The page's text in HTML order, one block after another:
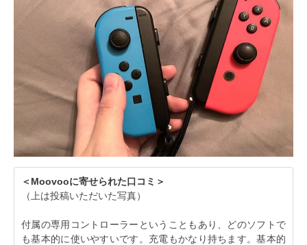
＜Moovooに寄せられた口コミ＞
（上は投稿いただいた写真）
付属の専用コントローラーということもあり、どのソフトで
も基本的に使いやすいです。充電もかなり持ちます。基本的